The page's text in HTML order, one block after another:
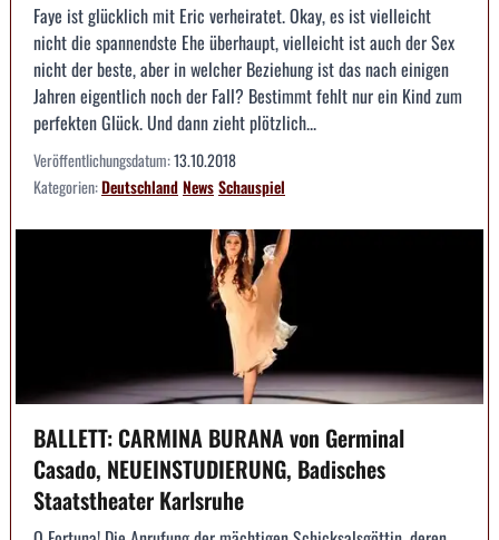
Faye ist glücklich mit Eric verheiratet. Okay, es ist vielleicht
nicht die spannendste Ehe überhaupt, vielleicht ist auch der Sex
nicht der beste, aber in welcher Beziehung ist das nach einigen
Jahren eigentlich noch der Fall? Bestimmt fehlt nur ein Kind zum
perfekten Glück. Und dann zieht plötzlich...
Veröffentlichungsdatum:13.10.2018
Kategorien:DeutschlandNewsSchauspiel
BALLETT: CARMINA BURANA von Germinal
Casado, NEUEINSTUDIERUNG, Badisches
Staatstheater Karlsruhe